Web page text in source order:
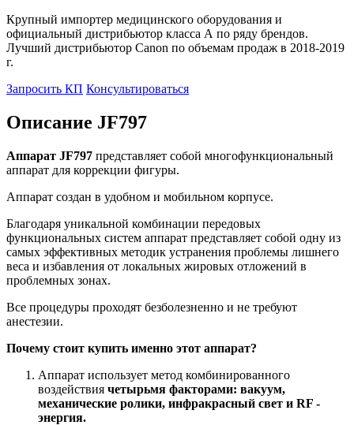
Крупный импортер медицинского оборудования и
официальный дистрибьютор класса А по ряду брендов.
Лучший дистрибьютор Canon по объемам продаж в 2018-2019
г.
Запросить КП Консультироваться
Описание JF797
Аппарат JF797 представляет собой многофункциональный
аппарат для коррекции фигуры.
Аппарат создан в удобном и мобильном корпусе.
Благодаря уникальной комбинации передовых
функциональных систем аппарат представляет собой одну из
самых эффективных методик устранения проблемы лишнего
веса и избавления от локальных жировых отложений в
проблемных зонах.
Все процедуры проходят безболезненно и не требуют
анестезии.
Почему стоит купить именно этот аппарат?
Аппарат использует метод комбинированного
воздействия четырьмя факторами: вакуум,
механические ролики, инфракрасный свет и RF -
энергия.